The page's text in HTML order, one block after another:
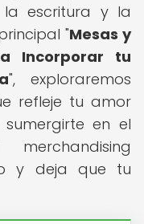
escritura y la
"Mesas y
Incorporar tu
", exploraremos
refleje tu amor
en el
y deja que tu